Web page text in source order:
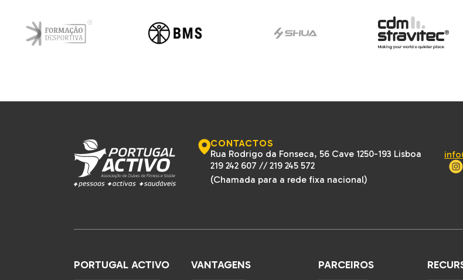
CONTACTOS
Rua Rodrigo da Fonseca, 56 Cave 1250-193 Lisboa
219 242 607 // 219 245 572
(Chamada para a rede fixa nacional)
PORTUGAL ACTIVO VANTAGENS PARCEIROS